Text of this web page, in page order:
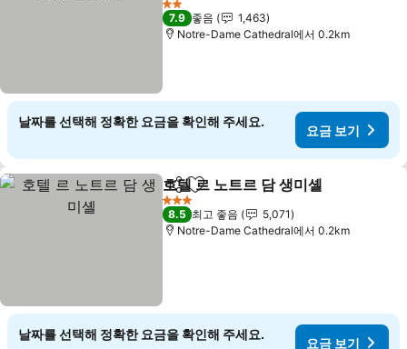
2 성급
7.9 좋음
1,463
Notre-Dame Cathedral에서 0.2km
날짜를 선택해 정확한 요금을 확인해 주세요.
요금 보기
공유 즐겨찾기에 추가
호텔 르 노트르 담 생미셸
3 성급
8.5 최고 좋음
5,071
Notre-Dame Cathedral에서 0.2km
날짜를 선택해 정확한 요금을 확인해 주세요.
요금 보기